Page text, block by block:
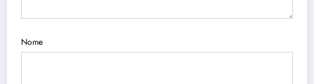
Nome